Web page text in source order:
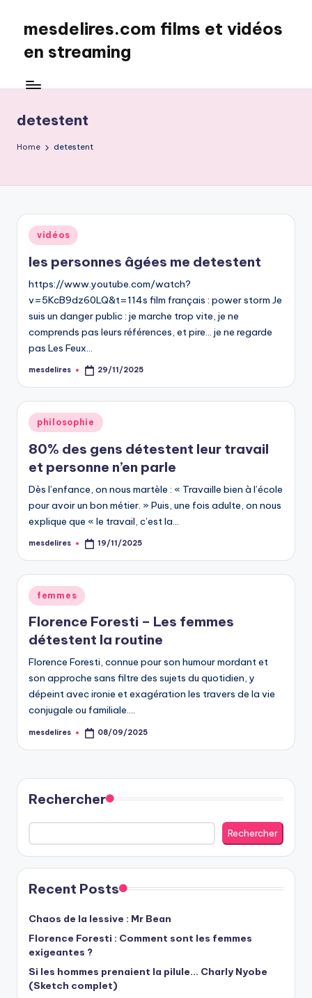
content
mesdelires.com films et vidéos
en streaming
:
et
complet
français
detestent
Home detestent
Posted
in
vidéos
les personnes âgées me detestent
https://www.youtube.com/watch?
v=5KcB9dz60LQ&t=114s film français : power storm Je
suis un danger public : je marche trop vite, je ne
comprends pas leurs références, et pire… je ne regarde
pas Les Feux…
Posted
mesdelires 29/11/2025
Posted
in
philosophie
80% des gens détestent leur travail
et personne n’en parle
Dès l’enfance, on nous martèle : « Travaille bien à l’école
pour avoir un bon métier. » Puis, une fois adulte, on nous
explique que « le travail, c’est la…
Posted
mesdelires 19/11/2025
Posted
in
femmes
Florence Foresti – Les femmes
détestent la routine
Florence Foresti, connue pour son humour mordant et
son approche sans filtre des sujets du quotidien, y
dépeint avec ironie et exagération les travers de la vie
conjugale ou familiale.…
Posted
mesdelires 08/09/2025
Rechercher
Rechercher
Recent Posts
Chaos de la lessive : Mr Bean
Florence Foresti : Comment sont les femmes
exigeantes ?
Si les hommes prenaient la pilule… Charly Nyobe
(Sketch complet)